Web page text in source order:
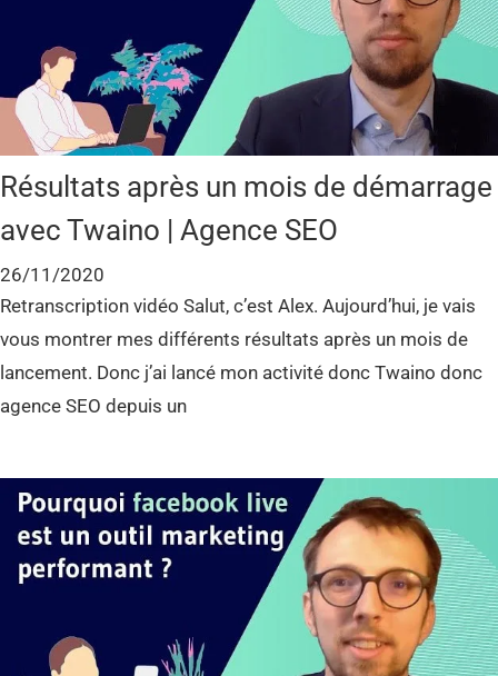
Résultats après un mois de démarrage
avec Twaino | Agence SEO
26/11/2020
Retranscription vidéo Salut, c’est Alex. Aujourd’hui, je vais
vous montrer mes différents résultats après un mois de
lancement. Donc j’ai lancé mon activité donc Twaino donc
agence SEO depuis un